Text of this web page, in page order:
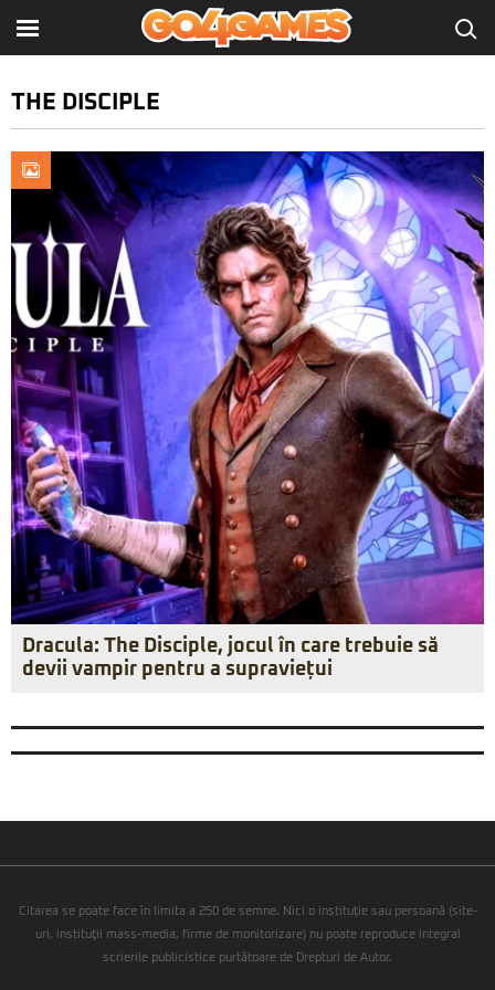
THE DISCIPLE
Dracula: The Disciple, jocul în care trebuie să
devii vampir pentru a supraviețui
Citarea se poate face în limita a 250 de semne. Nici o instituţie sau persoană (site-
uri, instituţii mass-media, firme de monitorizare) nu poate reproduce integral
scrierile publicistice purtătoare de Drepturi de Autor.